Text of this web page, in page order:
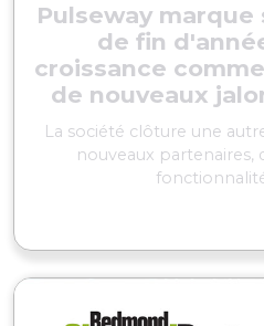
Pulseway marque
de fin
croissance
de nouveaux
La société clôture une
nouveaux partenaires,